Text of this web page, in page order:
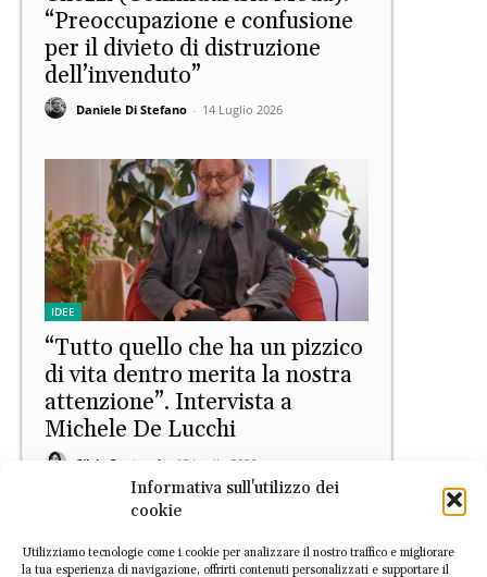
Informativa sull'utilizzo dei
cookie
Utilizziamo tecnologie come i cookie per analizzare il nostro traffico e migliorare
la tua esperienza di navigazione, offrirti contenuti personalizzati e supportare il
“Preoccupazione e confusione
per il divieto di distruzione
dell’invenduto”
Daniele Di Stefano - 14 Luglio 2026
IDEE
“Tutto quello che ha un pizzico
di vita dentro merita la nostra
attenzione”. Intervista a
Michele De Lucchi
Silvia Santucci 13 Luglio 2026